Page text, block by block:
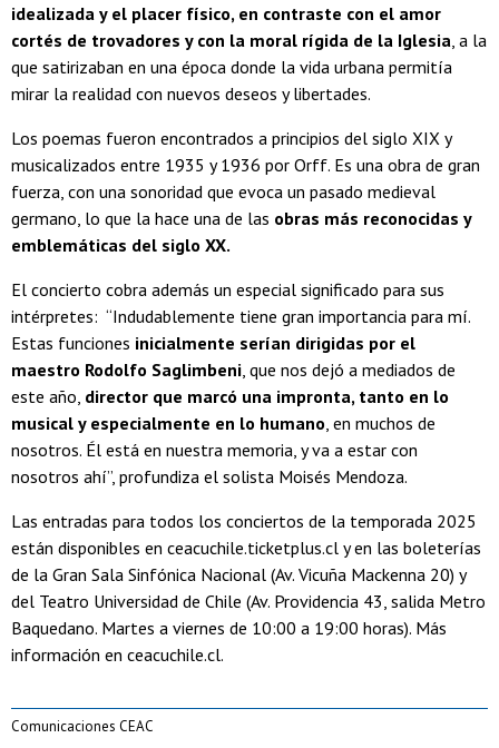
idealizada y el placer físico, en contraste con el amor
cortés de trovadores y con la moral rígida de la Iglesia, a la
que satirizaban en una época donde la vida urbana permitía
mirar la realidad con nuevos deseos y libertades.
Los poemas fueron encontrados a principios del siglo XIX y
musicalizados entre 1935 y 1936 por Orff. Es una obra de gran
fuerza, con una sonoridad que evoca un pasado medieval
germano, lo que la hace una de las obras más reconocidas y
emblemáticas del siglo XX.
El concierto cobra además un especial significado para sus
intérpretes: “Indudablemente tiene gran importancia para mí.
Estas funciones inicialmente serían dirigidas por el
maestro Rodolfo Saglimbeni, que nos dejó a mediados de
este año, director que marcó una impronta, tanto en lo
musical y especialmente en lo humano, en muchos de
nosotros. Él está en nuestra memoria, y va a estar con
nosotros ahí”, profundiza el solista Moisés Mendoza.
Las entradas para todos los conciertos de la temporada 2025
están disponibles en ceacuchile.ticketplus.cl y en las boleterías
de la Gran Sala Sinfónica Nacional (Av. Vicuña Mackenna 20) y
del Teatro Universidad de Chile (Av. Providencia 43, salida Metro
Baquedano. Martes a viernes de 10:00 a 19:00 horas). Más
información en ceacuchile.cl.
Comunicaciones CEAC